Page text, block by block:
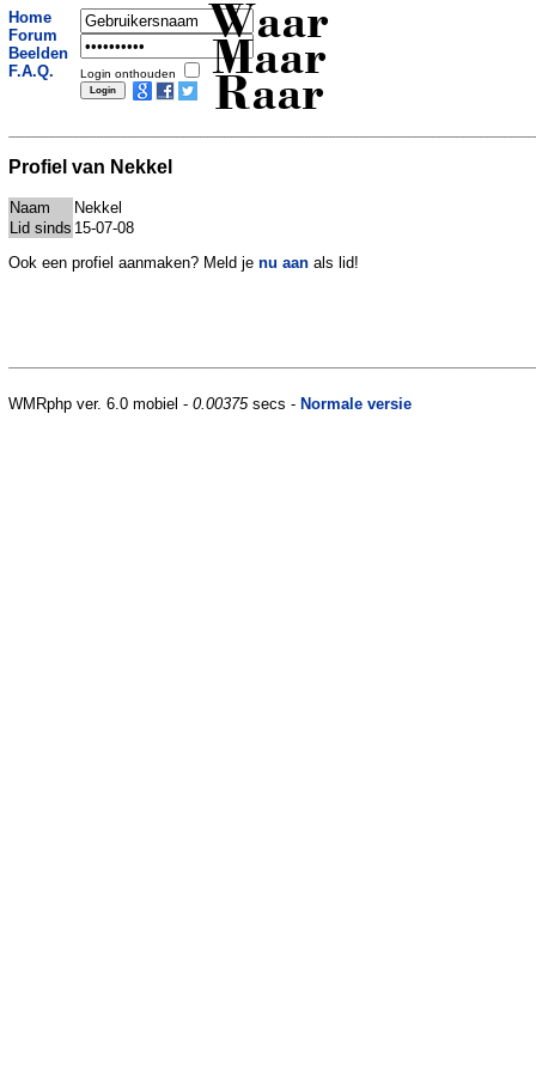
Home
Forum
Beelden
F.A.Q.
Login onthouden
Waar
Maar
Raar
Profiel van Nekkel
Naam
Nekkel
Lid sinds 15-07-08
Ook een profiel aanmaken? Meld je nu aan als lid!
WMRphp ver. 6.0 mobiel - 0.00375secs - Normale versie